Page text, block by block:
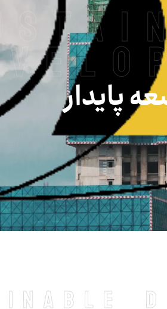
پایدار